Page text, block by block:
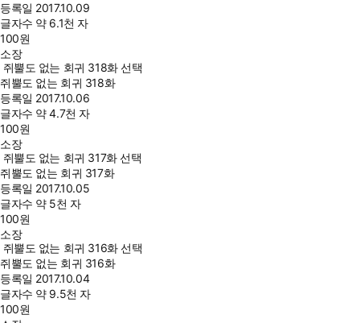
등록일 2017.10.09
글자수 약 6.1천 자
100원
소장
쥐뿔도 없는 회귀 318화 선택
쥐뿔도 없는 회귀 318화
등록일 2017.10.06
글자수 약 4.7천 자
100원
소장
쥐뿔도 없는 회귀 317화 선택
쥐뿔도 없는 회귀 317화
등록일 2017.10.05
글자수 약 5천 자
100원
소장
쥐뿔도 없는 회귀 316화 선택
쥐뿔도 없는 회귀 316화
등록일 2017.10.04
글자수 약 9.5천 자
100원